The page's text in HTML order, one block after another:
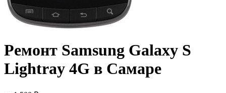
Ремонт Samsung Galaxy S
Lightray 4G в Самаре